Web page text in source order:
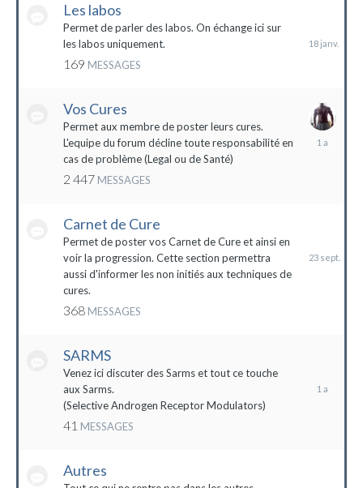
Les labos
Permet de parler des labos. On échange ici sur
les labos uniquement.
169 MESSAGES
Vos Cures
Permet aux membre de poster leurs cures.
L'equipe du forum décline toute responsabilité en
cas de problème (Legal ou de Santé)
2 447 MESSAGES
28
Carnet de Cure
Permet de poster vos Carnet de Cure et ainsi en
voir la progression. Cette section permettra
aussi d'informer les non initiés aux techniques de
cures.
368 MESSAGES
2023
SARMS
Venez ici discuter des Sarms et tout ce touche
aux Sarms.
(Selective Androgen Receptor Modulators)
41 MESSAGES
2022
Autres